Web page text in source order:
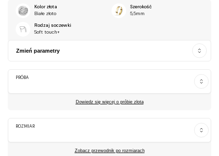
Kolor złota
Białe złoto
Szerokość
5,5mm
Rodzaj soczewki
Soft touch+
Zmień parametry
PRÓBA
Dowiedz się więcej o próbie złota
ROZMIAR
Zobacz przewodnik po rozmiarach